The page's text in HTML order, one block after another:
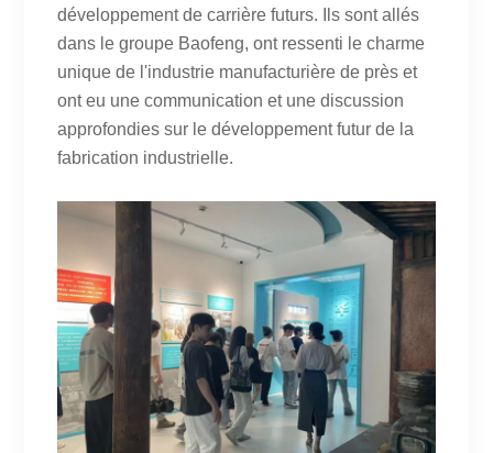
développement de carrière futurs. Ils sont allés
dans le groupe Baofeng, ont ressenti le charme
unique de l'industrie manufacturière de près et
ont eu une communication et une discussion
approfondies sur le développement futur de la
fabrication industrielle.